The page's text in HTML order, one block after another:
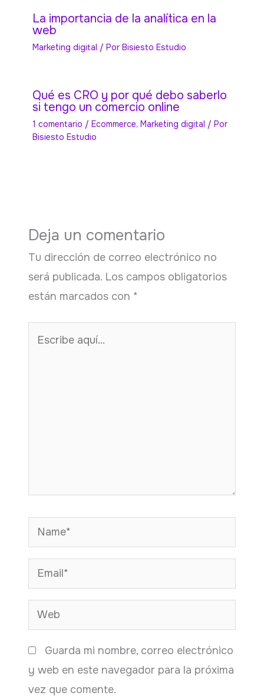
La importancia de la analítica en la
web
Marketing digital / Por Bisiesto Estudio
Qué es CRO y por qué debo saberlo
si tengo un comercio online
1 comentario / Ecommerce, Marketing digital / Por
Bisiesto Estudio
Deja un comentario
Tu dirección de correo electrónico no
será publicada. Los campos obligatorios
están marcados con *
Name*
Email*
Web
Guarda mi nombre, correo electrónico
y web en este navegador para la próxima
vez que comente.